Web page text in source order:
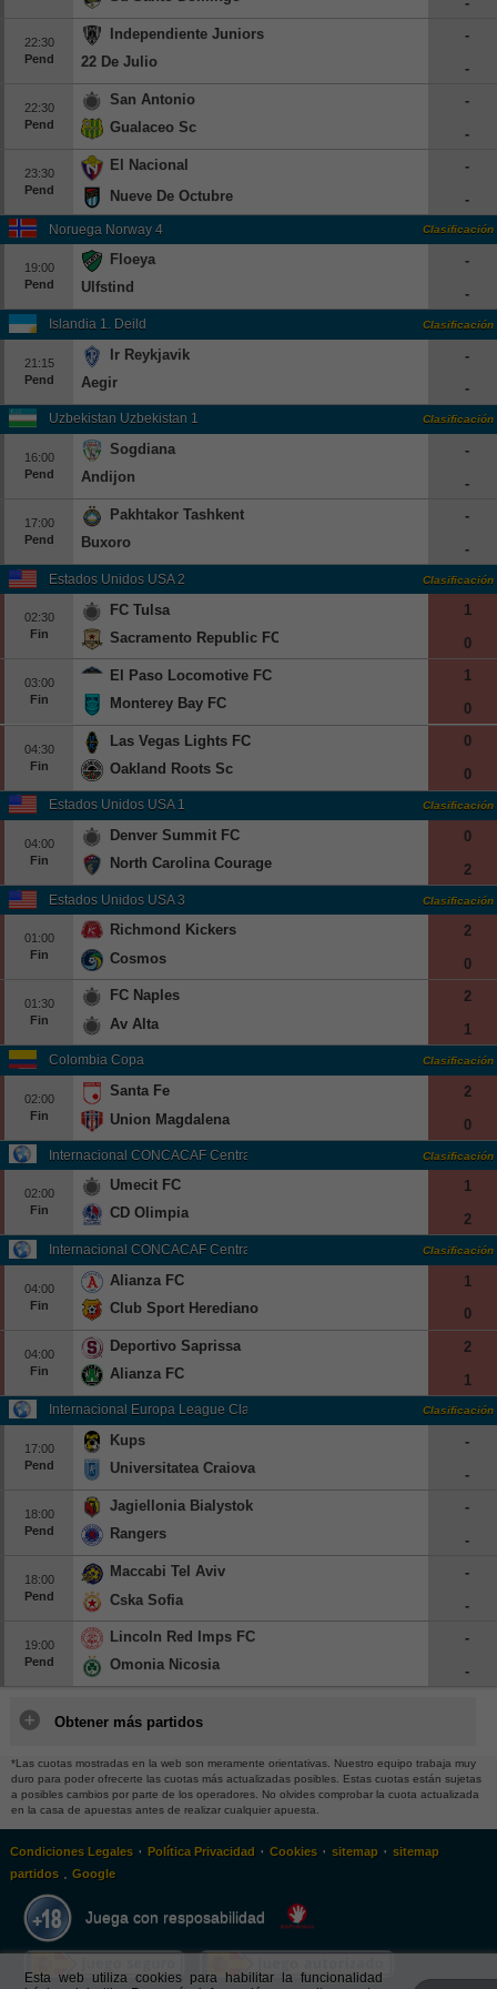
22:30
Pend
Independiente Juniors
22 De Julio
-
-
22:30
Pend
San Antonio
Gualaceo Sc
-
-
23:30
Pend
El Nacional
Nueve De Octubre
-
-
Noruega Norway 4 Clasificación
19:00
Pend
Floeya
Ulfstind
-
-
Islandia 1. Deild Clasificación
21:15
Pend
Ir Reykjavik
Aegir
-
-
Uzbekistan Uzbekistan 1 Clasificación
16:00
Pend
Sogdiana
Andijon
-
-
17:00
Pend
Pakhtakor Tashkent
Buxoro
-
-
Estados Unidos USA 2 Clasificación
02:30
Fin
FC Tulsa
Sacramento Republic FC
1
0
03:00
Fin
El Paso Locomotive FC
Monterey Bay FC
1
0
04:30
Fin
Las Vegas Lights FC
Oakland Roots Sc
0
0
Estados Unidos USA 1 Clasificación
04:00
Fin
Denver Summit FC
North Carolina Courage
0
2
Estados Unidos USA 3 Clasificación
01:00
Fin
Richmond Kickers
Cosmos
2
0
01:30
Fin
FC Naples
Av Alta
2
1
Colombia Copa Clasificación
02:00
Fin
Santa Fe
Union Magdalena
2
0
Internacional CONCACAF Central American Cup Grp. B Clasificación
02:00
Fin
Umecit FC
CD Olimpia
1
2
Internacional CONCACAF Central American Cup Grp. C Clasificación
04:00
Fin
Alianza FC
Club Sport Herediano
1
0
04:00
Fin
Deportivo Saprissa
Alianza FC
2
1
Internacional Europa League Clasificación Clasificación
17:00
Pend
Kups
Universitatea Craiova
-
-
18:00
Pend
Jagiellonia Bialystok
Rangers
-
-
18:00
Pend
Maccabi Tel Aviv
Cska Sofia
-
-
19:00
Pend
Lincoln Red Imps FC
Omonia Nicosia
-
-
Obtener más partidos
*Las cuotas mostradas en la web son meramente orientativas. Nuestro equipo trabaja muy
duro para poder ofrecerte las cuotas más actualizadas posibles. Estas cuotas están sujetas
a posibles cambios por parte de los operadores. No olvides comprobar la cuota actualizada
en la casa de apuestas antes de realizar cualquier apuesta.
Condiciones Legales· Política Privacidad · Cookies· sitemap· sitemap
partidos. Google
Juega con resposabilidad
Esta web utiliza cookies para habilitar la funcionalidad